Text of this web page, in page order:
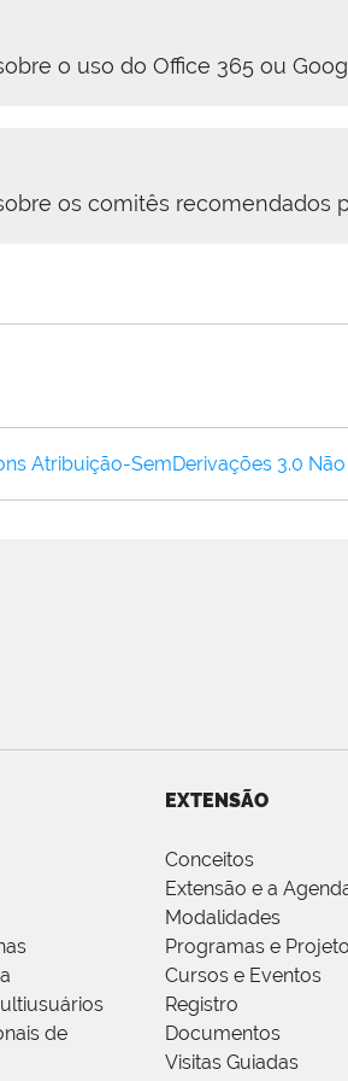
o uso do Office 365 ou
os comitês recomendados
Atribuição-SemDerivações 3.0
de
EXTENSÃO
Conceitos
Extensão e a
Modalidades
Programas e
Cursos e Eventos
Registro
Documentos
Visitas Guiadas